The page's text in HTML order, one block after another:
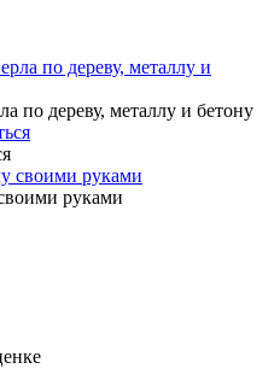
по дереву, металлу и бетону
руками